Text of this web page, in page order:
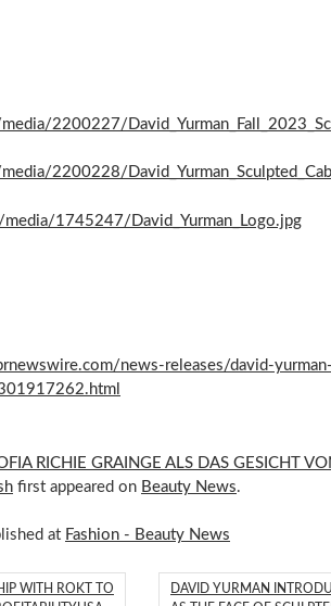
2200227/
2200228/
1745247/David_Yurman_Logo.jpg
news-releases/david-
RICHIE GRAINGE ALS DAS GESICHT
first appeared on Beauty News.
at Fashion - Beauty News
WITH ROKT TO
DAVID YURMAN